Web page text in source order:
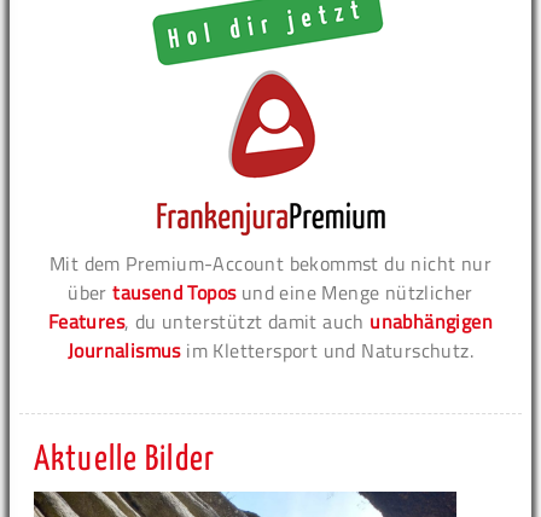
Mit dem Premium-Account bekommst du nicht nur
übertausend Toposund eine Menge nützlicher
Features, du unterstützt damit auch unabhängigen
Journalismusim Klettersport und Naturschutz.
Aktuelle Bilder